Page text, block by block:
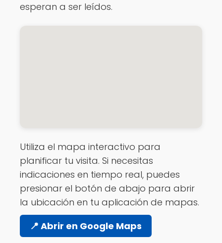
esperan a ser leídos.
Utiliza el mapa interactivo para
planificar tu visita. Si necesitas
indicaciones en tiempo real, puedes
presionar el botón de abajo para abrir
la ubicación en tu aplicación de mapas.
📍 Abrir en Google Maps